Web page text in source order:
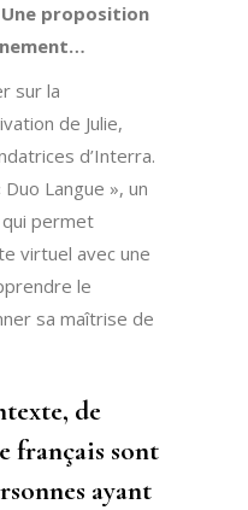
proposition
sur la
de Julie,
d’Interra.
Langue », un
permet
virtuel avec une
le
sa maîtrise de
de
français sont
ayant